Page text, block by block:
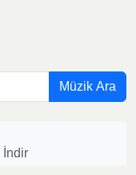
Müzik Ara
İndir